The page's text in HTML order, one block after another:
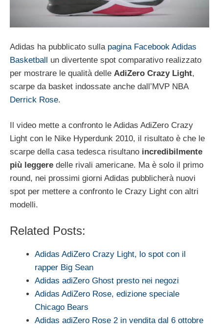
Adidas ha pubblicato sulla pagina Facebook Adidas
Basketball un divertente spot comparativo realizzato
per mostrare le qualità delle AdiZero Crazy Light,
scarpe da basket indossate anche dall’MVP NBA
Derrick Rose.
Il video mette a confronto le Adidas AdiZero Crazy
Light con le Nike Hyperdunk 2010, il risultato è che le
scarpe della casa tedesca risultano incredibilmente
più leggere delle rivali americane. Ma è solo il primo
round, nei prossimi giorni Adidas pubblicherà nuovi
spot per mettere a confronto le Crazy Light con altri
modelli.
Related Posts:
Adidas AdiZero Crazy Light, lo spot con il
rapper Big Sean
Adidas adiZero Ghost presto nei negozi
Adidas AdiZero Rose, edizione speciale
Chicago Bears
Adidas adiZero Rose 2 in vendita dal 6 ottobre